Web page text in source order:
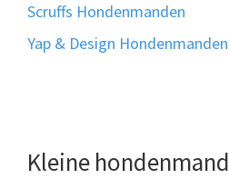
Scruffs Hondenmanden
Yap & Design Hondenmanden
Kleine hondenmand